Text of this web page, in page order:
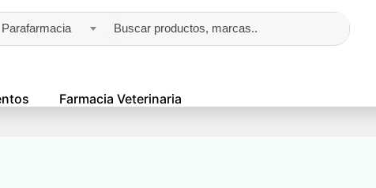
Farmacia Veterinaria
Parafarmacia